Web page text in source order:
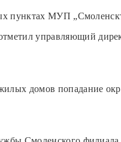
пунктах МУП
управляющий
домов попадание